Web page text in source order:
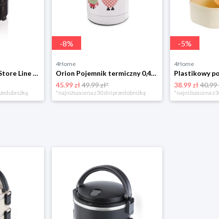
Banquet Menażka Store Line 4 elementy, stal nierdzewna
obniżką
-8%
4Home
Orion Pojemnik termiczny 0,48 l, Sowa
45.99 zł49.99 zł*
*najniższa cena z 30 dni przed obniżką
-5%
4Home
38.99 zł40.99
*najniższa cena z